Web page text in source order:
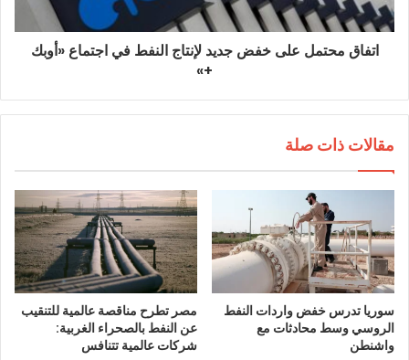
اتفاق محتمل على خفض جديد لإنتاج النفط في اجتماع «أوبك
+»
مقالات ذات صلة
سوريا تدرس خفض واردات النفط
الروسي وسط محادثات مع
واشنطن
مصر تطرح مناقصة عالمية للتنقيب
عن النفط بالصحراء الغربية:
شركات عالمية تتنافس